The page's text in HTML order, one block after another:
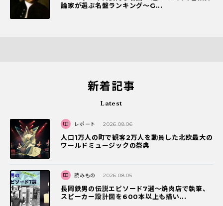
論家が選ぶ名盤ランキング〜G...
新着記事
Latest
レポート 2026.08.06
人口1万人の町で観客2万人を動員した北欧最大の
ワールドミュージックの祭典
読みもの 2026.08.05
長岡鉄男の伝説エピソード7選〜焼肉店で執筆、
スピーカー設計図を600本以上も描い...